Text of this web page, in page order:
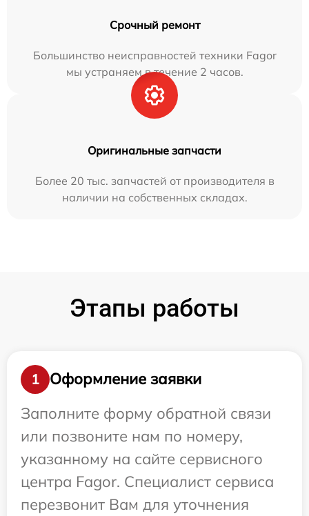
Срочный ремонт
Большинство неисправностей техники Fagor
мы устраняем в течение 2 часов.
Оригинальные запчасти
Более 20 тыс. запчастей от производителя в
наличии на собственных складах.
Этапы работы
1
Оформление заявки
Заполните форму обратной связи
или позвоните нам по номеру,
указанному на сайте сервисного
центра Fagor. Специалист сервиса
перезвонит Вам для уточнения